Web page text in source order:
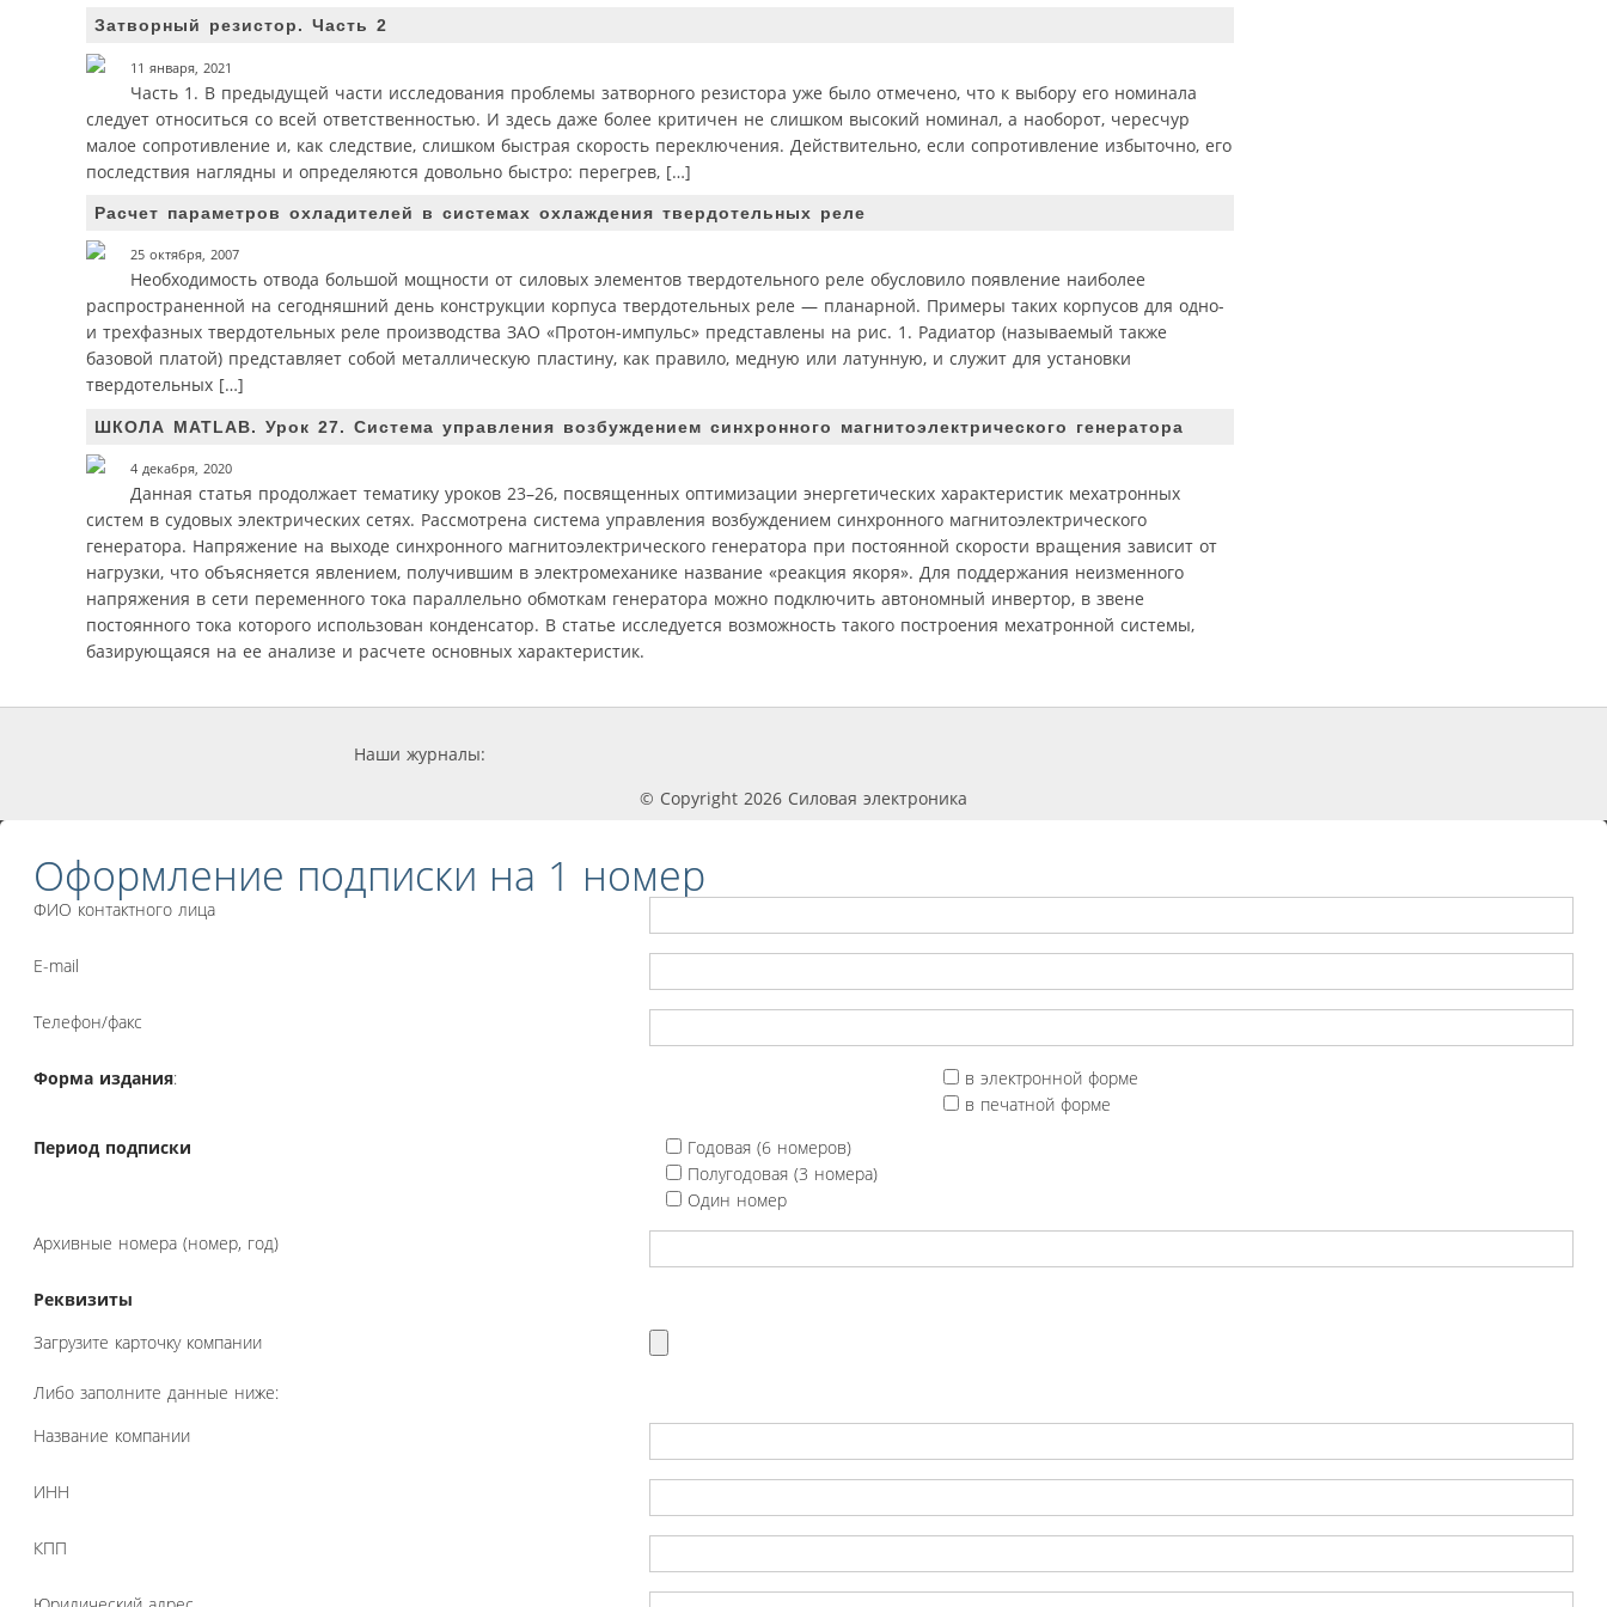
Затворный резистор. Часть 2
11 января, 2021
Часть 1. В предыдущей части исследования проблемы затворного резистора уже было отмечено, что к выбору его номинала
следует относиться со всей ответственностью. И здесь даже более критичен не слишком высокий номинал, а наоборот, чересчур
малое сопротивление и, как следствие, слишком быстрая скорость переключения. Действительно, если сопротивление избыточно, его
последствия наглядны и определяются довольно быстро: перегрев, […]
Расчет параметров охладителей в системах охлаждения твердотельных реле
25 октября, 2007
Необходимость отвода большой мощности от силовых элементов твердотельного реле обусловило появление наиболее
распространенной на сегодняшний день конструкции корпуса твердотельных реле — планарной. Примеры таких корпусов для одно-
и трехфазных твердотельных реле производства ЗАО «Протон-импульс» представлены на рис. 1. Радиатор (называемый также
базовой платой) представляет собой металлическую пластину, как правило, медную или латунную, и служит для установки
твердотельных […]
ШКОЛА MATLAB. Урок 27. Система управления возбуждением синхронного магнитоэлектрического генератора
4 декабря, 2020
Данная статья продолжает тематику уроков 23–26, посвященных оптимизации энергетических характеристик мехатронных
систем в судовых электрических сетях. Рассмотрена система управления возбуждением синхронного магнитоэлектрического
генератора. Напряжение на выходе синхронного магнитоэлектрического генератора при постоянной скорости вращения зависит от
нагрузки, что объясняется явлением, получившим в электромеханике название «реакция якоря». Для поддержания неизменного
напряжения в сети переменного тока параллельно обмоткам генератора можно подключить автономный инвертор, в звене
постоянного тока которого использован конденсатор. В статье исследуется возможность такого построения мехатронной системы,
базирующаяся на ее анализе и расчете основных характеристик.
Наши журналы:
© Copyright 2026 Силовая электроника
Оформление подписки на 1 номер
ФИО контактного лица
E-mail
Телефон/факс
Форма издания:
в электронной форме
в печатной форме
Период подписки
Годовая (6 номеров)
Полугодовая (3 номера)
Один номер
Архивные номера (номер, год)
Реквизиты
Загрузите карточку компании
Либо заполните данные ниже:
Название компании
ИНН
КПП